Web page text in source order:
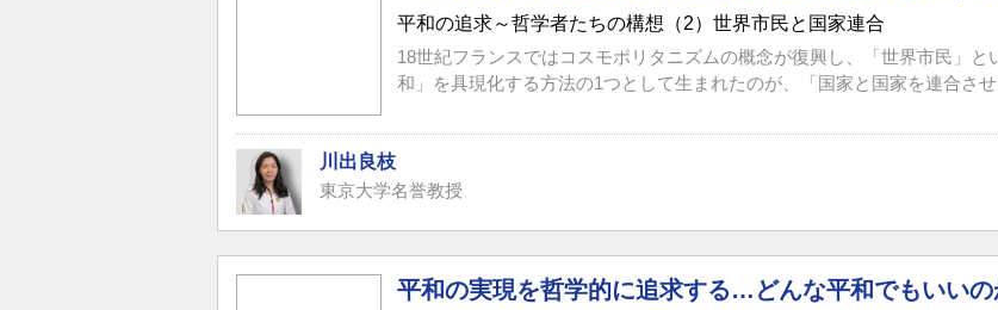
平和の追求～哲学者たちの構想（2）世界市民と国家連合
18世紀フランスではコスモポリタニズムの概念が復興し、「世界市民」
和」を具現化する方法の1つとして生まれたのが、「国家と国家を連合さ
川出良枝
東京大学名誉教授
平和の実現を哲学的に追求する…どんな平和でもいいの